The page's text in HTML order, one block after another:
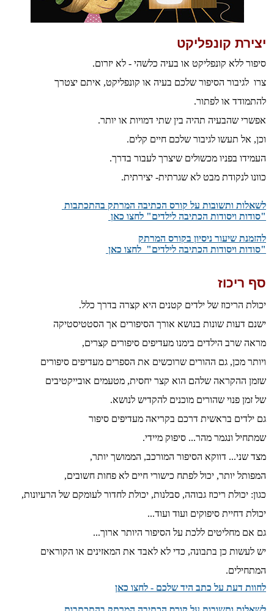
יצירת קונפליקט
סיפור ללא קונפליקט או בעיה כלשהי - לא יזרום.
צרו לגיבור הסיפור שלכם בעיה או קונפליקט, איתם יצטרך
להתמודד או לפתור.
אפשרי שהבעיה תהיה בין שתי דמויות או יותר.
וכן, אל תעשו לגיבור שלכם חיים קלים.
העמידו בפניו מכשולים שיצרך לעבור בדרך.
כוונו לנקודת מבט לא שגרתית- יצירתית.
לשאלות ותשובות על קורס הכתיבה המרתק בהתכתבות
"סודות ויסודות הכתיבה לילדים" לחצו כאן
​להזמנת שיעור ניסיון בקורס המרתק
"סודות ויסודות הכתיבה לילדים" לחצו כאן
סף ריכוז
יכולת הריכוז של ילדים קטנים היא קצרה בדרך כלל.
ישנם דעות שונות בנושא אורך הסיפורים אך הסטטיסטיקה
מראה שרב הילדים בימנו מעדיפים סיפורים קצרים,
ויותר מכן, גם ההורים שרוכשים את הספרים מעדיפים סיפורים
שזמן ההקראה שלהם הוא קצר יחסית, מטעמים אובייקטיבים
של זמן פנוי שהורים מוכנים להקדיש לנושא.
גם ילדים בראשית דרכם בקריאה מעדיפים סיפור
שמתחיל ונגמר מהר... סיפוק מיידי.
מצד שני... דווקא הסיפור המורכב, הממושך יותר,
המפותל יותר, יכול לפתח כישורי חיים לא פחות חשובים,
כגון: יכולת ריכוז גבוהה, סבלנות, יכולת לחדור לעומקם של הרעיונות,
יכולת דחיית סיפוקים ועוד ועוד...
גם אם מחליטים ללכת על הסיפור היותר ארוך...
יש לעשות כן בתבונה, כדי לא לאבד את המאזינים או הקוראים
המתחילים.
לחוות דעת על כתב היד שלכם - לחצו כאן